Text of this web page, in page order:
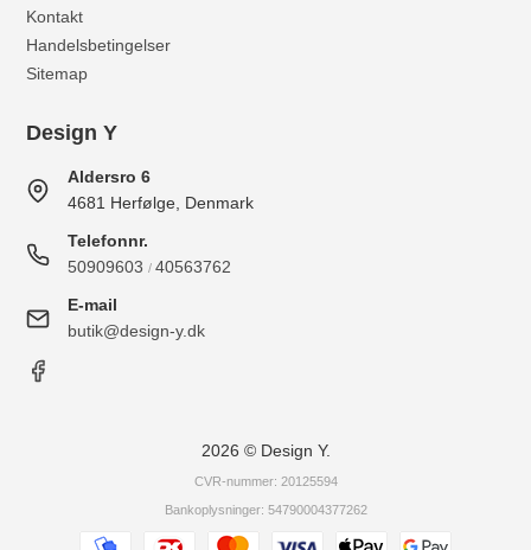
Kontakt
Handelsbetingelser
Sitemap
Design Y
Aldersro 6
4681 Herfølge, Denmark
Telefonnr.
50909603 /40563762
E-mail
butik@design-y.dk
2026 © Design Y.
CVR-nummer: 20125594
Bankoplysninger: 54790004377262